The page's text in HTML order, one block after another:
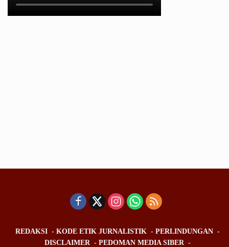
REDAKSI KODE ETIK JURNALISTIK
PERLINDUNGAN
DISCLAIMER
PEDOMAN MEDIA SIBER